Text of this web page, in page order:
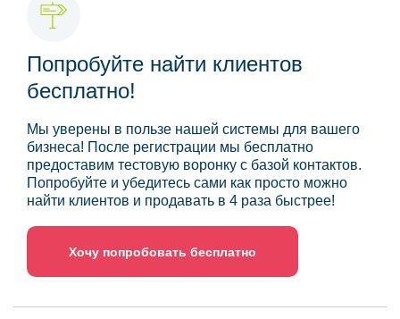
Попробуйте найти клиентов
бесплатно!
Мы уверены в пользе нашей системы для вашего
бизнеса! После регистрации мы бесплатно
предоставим тестовую воронку с базой контактов.
Попробуйте и убедитесь сами как просто можно
найти клиентов и продавать в 4 раза быстрее!
Хочу попробовать бесплатно